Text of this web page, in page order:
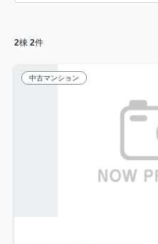
2棟 2件
中古マンション